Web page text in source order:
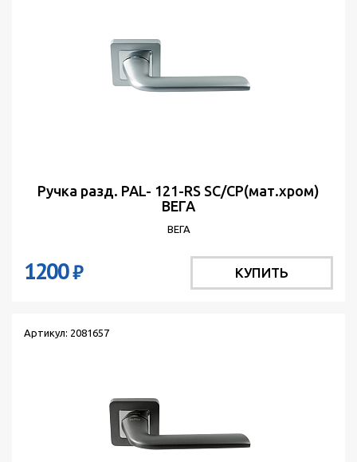
Ручка разд. PAL- 121-RS SC/CP(мат.хром)
ВЕГА
ВЕГА
1200₽ КУПИТЬ
Артикул: 2081657